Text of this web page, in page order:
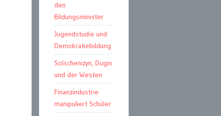
den
Bildungsminister
Jugendstudie und
Demokratiebildung
Solschenizyn, Dugin
und der Westen
Finanzindustrie
manipuliert Schüler